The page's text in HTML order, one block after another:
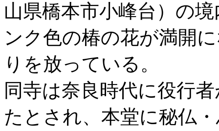
山県橋本市小峰台）の
ンク色の椿の花が満開
りを放っている。
同寺は奈良時代に役行
たとされ、本堂に秘仏